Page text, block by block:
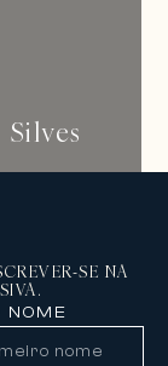
Silves
SE NA
NOME